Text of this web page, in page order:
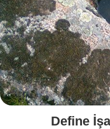
Define